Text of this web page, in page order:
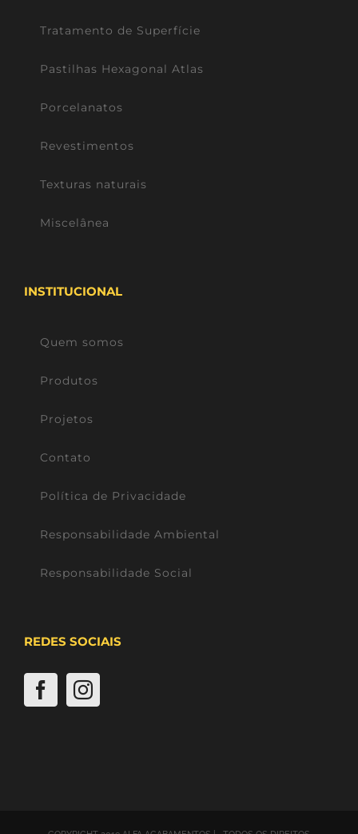
Tratamento de Superfície
Pastilhas Hexagonal Atlas
Porcelanatos
Revestimentos
Texturas naturais
Miscelânea
INSTITUCIONAL
Quem somos
Produtos
Projetos
Contato
Política de Privacidade
Responsabilidade Ambiental
Responsabilidade Social
REDES SOCIAIS